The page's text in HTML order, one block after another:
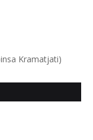
Kramatjati)